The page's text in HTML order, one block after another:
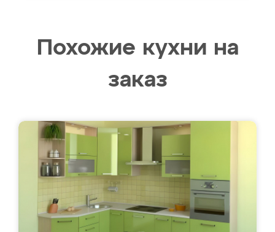
Похожие кухни на
заказ